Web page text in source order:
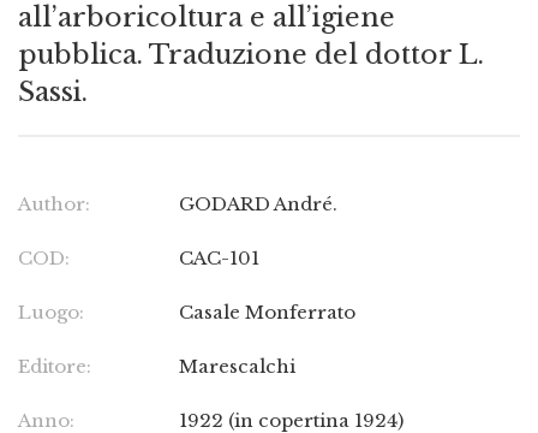
all’arboricoltura e all’igiene
pubblica. Traduzione del dottor L.
Sassi.
Author: GODARD André.
COD: CAC-101
Luogo: Casale Monferrato
Editore: Marescalchi
Anno: 1922 (in copertina 1924)